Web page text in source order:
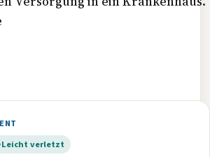
Leicht verletzt